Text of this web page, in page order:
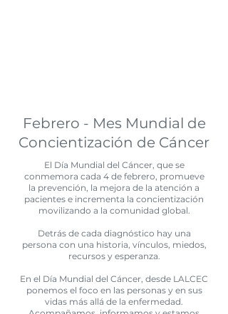
Febrero - Mes Mundial de
Concientización de Cáncer
El Día Mundial del Cáncer, que se
conmemora cada 4 de febrero, promueve
la prevención, la mejora de la atención a
pacientes e incrementa la concientización
movilizando a la comunidad global.
Detrás de cada diagnóstico hay una
persona con una historia, vínculos, miedos,
recursos y esperanza.
En el Día Mundial del Cáncer, desde LALCEC
ponemos el foco en las personas y en sus
vidas más allá de la enfermedad.